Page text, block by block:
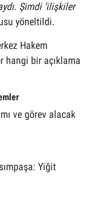
Şimdi ‘ilişkiler
yöneltildi.
Hakem
hangi bir açıklama
ve görev alacak
Yiğit